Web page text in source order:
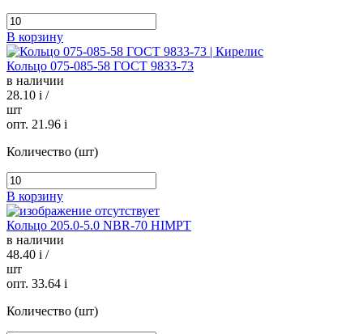
В корзину
Кольцо 075-085-58 ГОСТ 9833-73
в наличии
28.10 i /
шт
опт. 21.96 i
Количество (шт)
В корзину
Кольцо 205.0-5.0 NBR-70 HIMPT
в наличии
48.40 i /
шт
опт. 33.64 i
Количество (шт)